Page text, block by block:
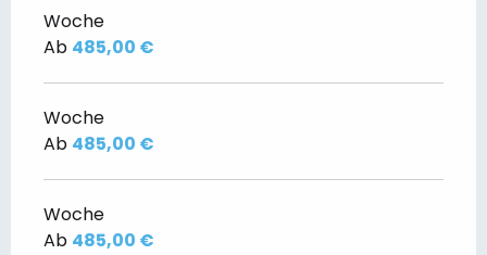
Woche
Ab 485,00 €
Woche
Ab 485,00 €
Woche
Ab 485,00 €